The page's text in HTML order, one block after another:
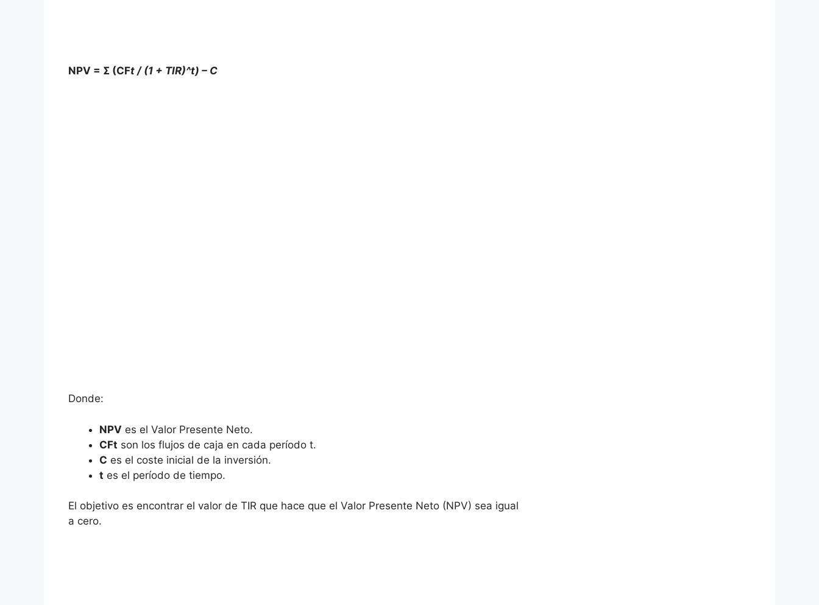
NPV = Σ (CFt / (1 + TIR)^t) – C
Donde:
NPV es el Valor Presente Neto.
CFt son los flujos ​de caja en cada período t.
C es el coste inicial de la ⁤inversión.
t es el período de ⁢tiempo.
El ⁣objetivo es encontrar el valor de TIR que hace que el Valor Presente Neto (NPV) sea igual
a cero.